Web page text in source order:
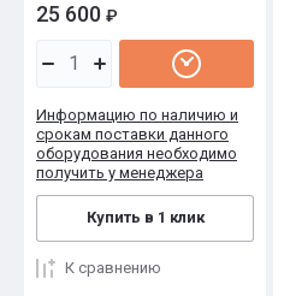
25 600 ₽
Информацию по наличию и
срокам поставки данного
оборудования необходимо
получить у менеджера
Купить в 1 клик
К сравнению